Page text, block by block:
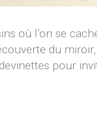
où l’on se
du
pour